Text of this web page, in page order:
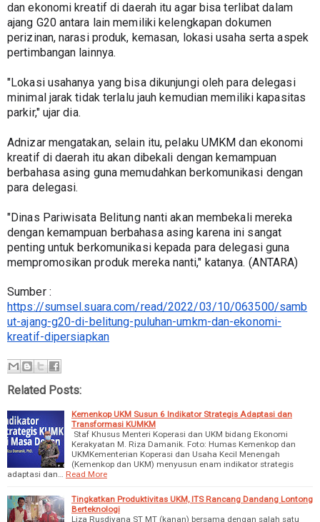
dan ekonomi kreatif di daerah itu agar bisa terlibat dalam
ajang G20 antara lain memiliki kelengkapan dokumen
perizinan, narasi produk, kemasan, lokasi usaha serta aspek
pertimbangan lainnya.
"Lokasi usahanya yang bisa dikunjungi oleh para delegasi
minimal jarak tidak terlalu jauh kemudian memiliki kapasitas
parkir," ujar dia.
Adnizar mengatakan, selain itu, pelaku UMKM dan ekonomi
kreatif di daerah itu akan dibekali dengan kemampuan
berbahasa asing guna memudahkan berkomunikasi dengan
para delegasi.
"Dinas Pariwisata Belitung nanti akan membekali mereka
dengan kemampuan berbahasa asing karena ini sangat
penting untuk berkomunikasi kepada para delegasi guna
mempromosikan produk mereka nanti," katanya. (ANTARA)
https://sumsel.suara.com/read/2022/03/10/063500/samb
ut-ajang-g20-di-belitung-puluhan-umkm-dan-ekonomi-
kreatif-dipersiapkan
Related Posts:
Kemenkop UKM Susun 6 Indikator Strategis Adaptasi dan
Transformasi KUMKM
Staf Khusus Menteri Koperasi dan UKM bidang Ekonomi
Kerakyatan M. Riza Damanik. Foto: Humas Kemenkop dan
UKMKementerian Koperasi dan Usaha Kecil Menengah
(Kemenkop dan UKM) menyusun enam indikator strategis
adaptasi dan…
Read More
Tingkatkan Produktivitas UKM, ITS Rancang Dandang Lontong
Berteknologi
Liza Rusdiyana ST MT (kanan) bersama dengan salah satu